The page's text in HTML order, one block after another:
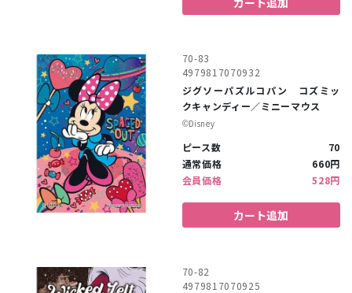
70-83
4979817070932
ジグソーパズルコパン コズミッ
クキャンディー／ミニーマウス
©︎Disney
ピース数
70
通常価格
660円
会員価格
528円
カート追加
70-82
4979817070925